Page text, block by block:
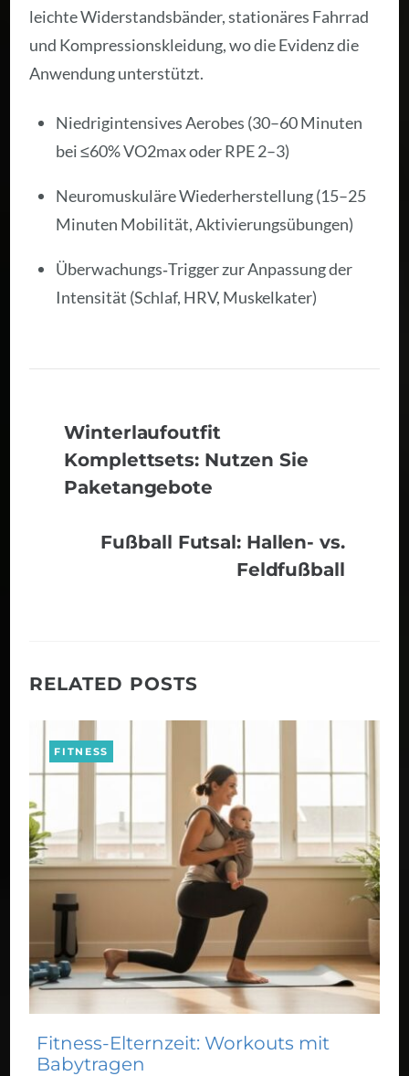
leichte Widerstandsbänder, stationäres Fahrrad
und Kompressionskleidung, wo die Evidenz die
Anwendung unterstützt.
Niedrigintensives Aerobes (30–60 Minuten
bei ≤60% VO2max oder RPE 2–3)
Neuromuskuläre Wiederherstellung (15–25
Minuten Mobilität, Aktivierungsübungen)
Überwachungs‑Trigger zur Anpassung der
Intensität (Schlaf, HRV, Muskelkater)
Winterlaufoutfit
Komplettsets: Nutzen Sie
Paketangebote
Fußball Futsal: Hallen- vs.
Feldfußball
RELATED POSTS
FITNESS
Fitness-Elternzeit: Workouts mit
Babytragen